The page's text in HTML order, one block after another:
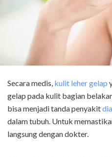
Secara medis, kulit leher gelap
gelap pada kulit bagian
bisa menjadi tanda penyakit
dalam tubuh. Untuk
langsung dengan dokter.